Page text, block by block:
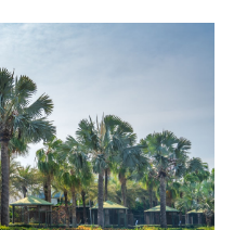
ปิดให้ผู้ที่มาเยือนได้เข้า
มงดงามของเทวรูปทั้ง
ะองค์นั้นเป็นอาคารขนาด
ะเทวรูปของทวยเทพที่
ด้วย นอกจากนี้บริเวณ
สถาปัตยกรรมจีนและ
ป็นอย่างมาก